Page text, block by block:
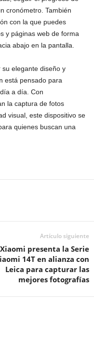
cronómetro. También
con la que puedes
y páginas web de forma
abajo en la pantalla.
su elegante diseño y
está pensado para
a día. Con
la captura de fotos
visual, este dispositivo se
quienes buscan una
Artículo siguiente
Xiaomi presenta la Serie
14T en alianza con
Leica para capturar las
mejores fotografías